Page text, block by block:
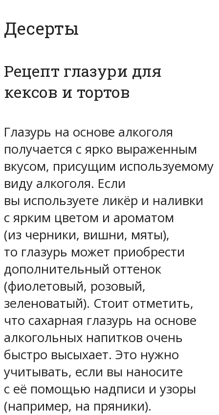
Десерты
Рецепт глазури для
кексов и тортов
Глазурь на основе алкоголя
получается с ярко выраженным
вкусом, присущим используемому
виду алкоголя. Если
вы используете ликёр и наливки
с ярким цветом и ароматом
(из черники, вишни, мяты),
то глазурь может приобрести
дополнительный оттенок
(фиолетовый, розовый,
зеленоватый). Стоит отметить,
что сахарная глазурь на основе
алкогольных напитков очень
быстро высыхает. Это нужно
учитывать, если вы наносите
с её помощью надписи и узоры
(например, на пряники).